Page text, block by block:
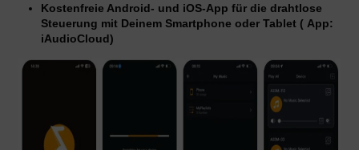
Kostenfreie Android- und iOS-App für die drahtlose
Steuerung mit Deinem Smartphone oder Tablet ( App:
iAudioCloud)